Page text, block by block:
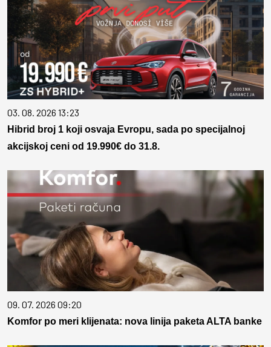
03. 08. 2026 13:23
Hibrid broj 1 koji osvaja Evropu, sada po specijalnoj
akcijskoj ceni od 19.990€ do 31.8.
09. 07. 2026 09:20
Komfor po meri klijenata: nova linija paketa ALTA banke